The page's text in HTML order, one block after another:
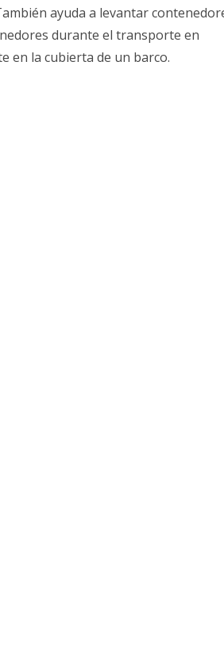
ayuda a levantar
durante el transporte en
en la cubierta de un barco.